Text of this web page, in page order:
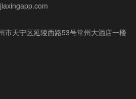
市天宁区延陵西路53号常州大酒店一楼